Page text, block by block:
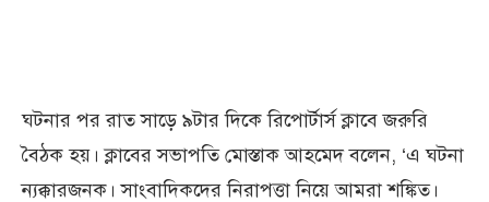
ঘটনার পর রাত সাড়ে ৯টার দিকে রিপোর্টার্স ক্লাবে জরুরি
বৈঠক হয়। ক্লাবের সভাপতি মোস্তাক আহমেদ বলেন, ‘এ ঘটনা
ন্যক্কারজনক। সাংবাদিকদের নিরাপত্তা নিয়ে আমরা শঙ্কিত।